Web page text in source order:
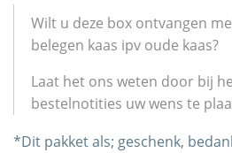
Wilt u deze box ontvangen
belegen kaas ipv oude kaas?
Laat het ons weten door bij
bestelnotities uw wens te
*Dit pakket als; geschenk,